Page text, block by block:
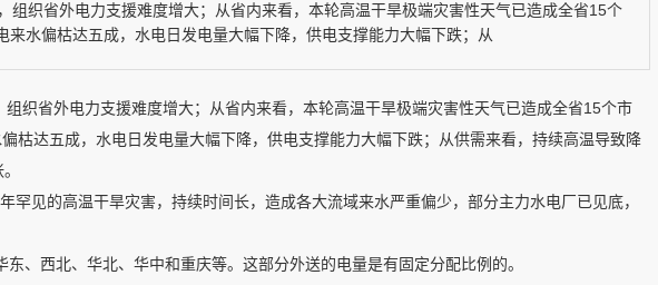
组织省外电力支援难度增大；从省内来看，本轮高温干旱极端灾害性天气已造成全省15个
水偏枯达五成，水电日发电量大幅下降，供电支撑能力大幅下跌；从
织省外电力支援难度增大；从省内来看，本轮高温干旱极端灾害性天气已造成全省15个市
枯达五成，水电日发电量大幅下降，供电支撑能力大幅下跌；从供需来看，持续高温导致降
见的高温干旱灾害，持续时间长，造成各大流域来水严重偏少，部分主力水电厂已见底，
、西北、华北、华中和重庆等。这部分外送的电量是有固定分配比例的。